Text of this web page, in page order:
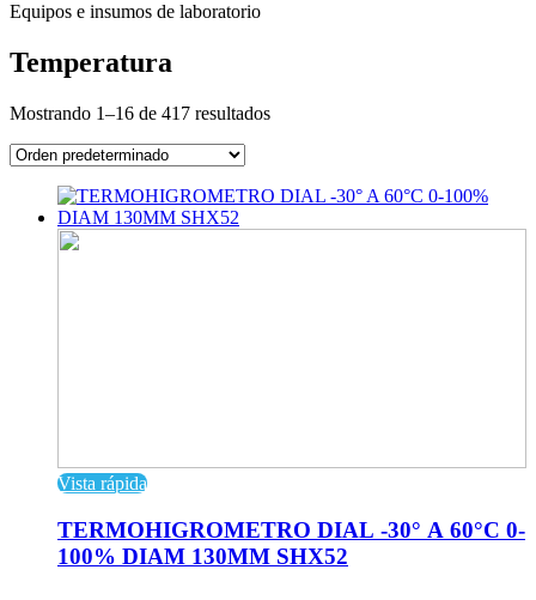
Equipos e insumos de laboratorio
Temperatura
Mostrando 1–16 de 417 resultados
Vista rápida
TERMOHIGROMETRO DIAL -30° A 60°C 0-
100% DIAM 130MM SHX52